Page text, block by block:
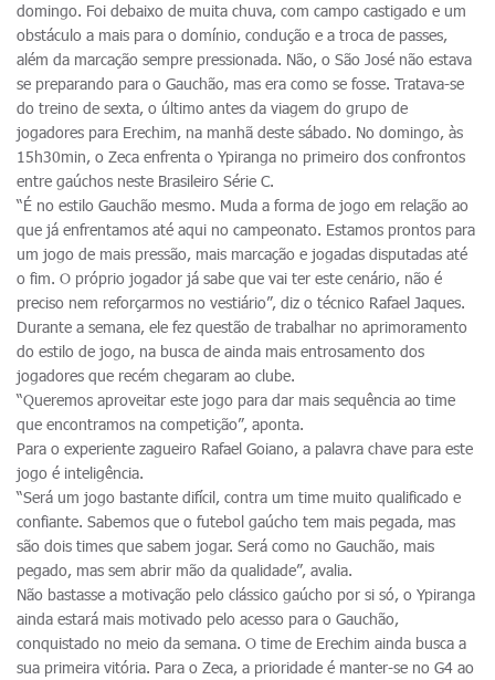
domingo. Foi debaixo de muita chuva, com campo castigado e um
obstáculo a mais para o domínio, condução e a troca de passes,
além da marcação sempre pressionada. Não, o São José não estava
se preparando para o Gauchão, mas era como se fosse. Tratava-se
do treino de sexta, o último antes da viagem do grupo de
jogadores para Erechim, na manhã deste sábado. No domingo, às
15h30min, o Zeca enfrenta o Ypiranga no primeiro dos confrontos
entre gaúchos neste Brasileiro Série C.
“É no estilo Gauchão mesmo. Muda a forma de jogo em relação ao
que já enfrentamos até aqui no campeonato. Estamos prontos para
um jogo de mais pressão, mais marcação e jogadas disputadas até
o fim. O próprio jogador já sabe que vai ter este cenário, não é
preciso nem reforçarmos no vestiário”, diz o técnico Rafael Jaques.
Durante a semana, ele fez questão de trabalhar no aprimoramento
do estilo de jogo, na busca de ainda mais entrosamento dos
jogadores que recém chegaram ao clube.
“Queremos aproveitar este jogo para dar mais sequência ao time
que encontramos na competição”, aponta.
Para o experiente zagueiro Rafael Goiano, a palavra chave para este
jogo é inteligência.
“Será um jogo bastante difícil, contra um time muito qualificado e
confiante. Sabemos que o futebol gaúcho tem mais pegada, mas
são dois times que sabem jogar. Será como no Gauchão, mais
pegado, mas sem abrir mão da qualidade”, avalia.
Não bastasse a motivação pelo clássico gaúcho por si só, o Ypiranga
ainda estará mais motivado pelo acesso para o Gauchão,
conquistado no meio da semana. O time de Erechim ainda busca a
sua primeira vitória. Para o Zeca, a prioridade é manter-se no G4 ao